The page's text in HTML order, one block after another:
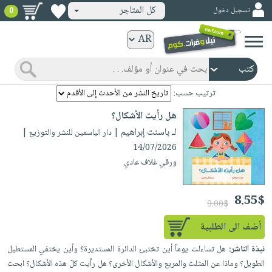
ورقية
المواضيع
صدر
حديثاً
الأكثر
مبيعاً
جوائز
شحن
مخفض
عروض
خاصة
صفحات
مشوقة
الكترونية
الصفحة
الرئيسية
صدر
حديثاً
الأكثر
مبيعاً
كتب
مجانية
كتب
صوتية
الصفحة
الرئيسية
masmu3
بلا
حدود
أطفال
وناشئة
الصفحةوسائل
تسجيل دخول كل المتاجر 0
ترتيب حسب:
هل رأيت الأشكال؟
لـ باسنت إبراهيم | دار الياسمين للنشر والتوزيع |
14/07/2026
ورقي غلاف عادي
8.55$
9.00$
أضف الى الطلبية
نبذة الناشر: هل تساءلت يوماً أين تختبئ الدائرة المستديرة؟ وأين يختفي المستطيل
الطويل؟ وماذا عن المثلث والمربع والأشكال الأخرى؟ هل رأيت كلّ هذه الأشكال؟ ابحث